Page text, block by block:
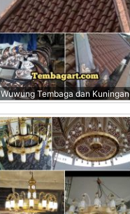
Wuwung Tembaga dan Kuningan